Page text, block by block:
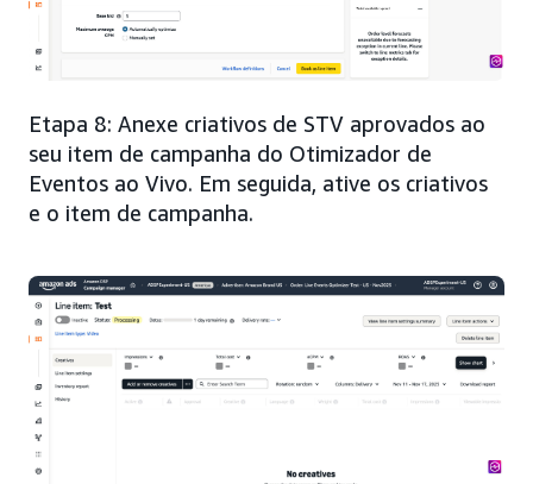
Etapa 8: Anexe criativos de STV aprovados ao
seu item de campanha do Otimizador de
Eventos ao Vivo. Em seguida, ative os criativos
e o item de campanha.